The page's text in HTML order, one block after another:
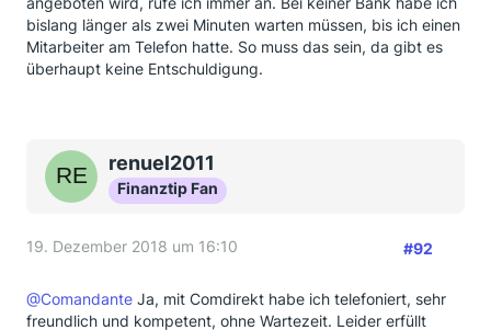
bislang länger als zwei Minuten warten müssen, bis ich einen
Mitarbeiter am Telefon hatte. So muss das sein, da gibt es
überhaupt keine Entschuldigung.
renuel2011
Finanztip Fan
19. Dezember 2018 um 16:10 #92
@Comandante Ja, mit Comdirekt habe ich telefoniert, sehr
freundlich und kompetent, ohne Wartezeit. Leider erfüllt